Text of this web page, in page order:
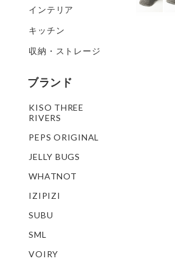
インテリア
キッチン
収納・ストレージ
ブランド
KISO THREE
RIVERS
PEPS ORIGINAL
JELLY BUGS
WHATNOT
IZIPIZI
SUBU
SML
VOIRY